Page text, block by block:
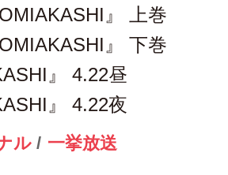
』 上巻
』 下巻
』 4.22昼
』 4.22夜
ル 一挙放送